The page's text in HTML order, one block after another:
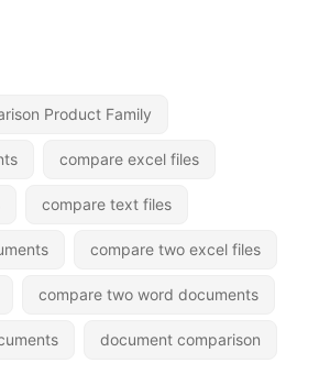
Product Family
compare excel files
compare text files
compare two excel files
compare two word documents
document comparison